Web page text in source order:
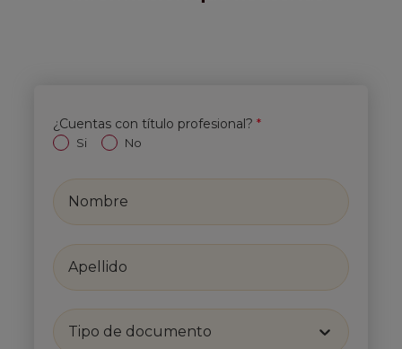
¿Cuentas con título profesional? *
Si No
Tipo de documento